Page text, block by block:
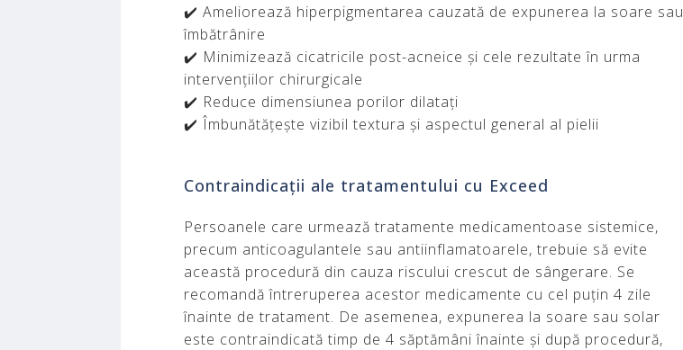
✔️ Ameliorează hiperpigmentarea cauzată de expunerea la soare sau
îmbătrânire
✔️ Minimizează cicatricile post-acneice și cele rezultate în urma
intervențiilor chirurgicale
✔️ Reduce dimensiunea porilor dilatați
✔️ Îmbunătățește vizibil textura și aspectul general al pielii
Contraindicații ale tratamentului cu Exceed
Persoanele care urmează tratamente medicamentoase sistemice,
precum anticoagulantele sau antiinflamatoarele, trebuie să evite
această procedură din cauza riscului crescut de sângerare. Se
recomandă întreruperea acestor medicamente cu cel puțin 4 zile
înainte de tratament. De asemenea, expunerea la soare sau solar
este contraindicată timp de 4 săptămâni înainte și după procedură,